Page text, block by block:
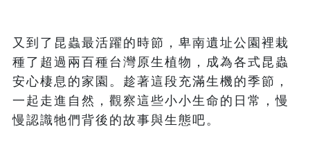
又到了昆蟲最活躍的時節，卑南遺址公園裡栽
種了超過兩百種台灣原生植物，成為各式昆蟲
安心棲息的家園。趁著這段充滿生機的季節，
一起走進自然，觀察這些小小生命的日常，慢
慢認識牠們背後的故事與生態吧。